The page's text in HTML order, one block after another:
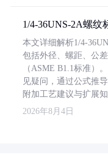
1/4-36UNS-2A螺纹
本文详细解析1/4-
包括外径、螺距、公
（ASME B1.1标准）
见疑问，通过公式推
附加工艺建议与扩展知
2026年8月4日